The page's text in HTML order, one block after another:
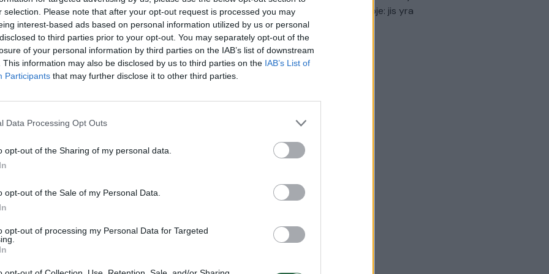
selection. Please note that after your opt-out request is processed you may
interest-based ads based on personal information utilized by us or personal
to third parties prior to your opt-out. You may separately opt-out of the
of your personal information by third parties on the IAB’s list of downstream
This information may also be disclosed by us to third parties on the IAB’s List of
Participants that may further disclose it to other third parties.
Data Processing Opt Outs
opt-out of the Sharing of my personal data.
opt-out of the Sale of my Personal Data.
opt-out of processing my Personal Data for Targeted
Iranas tik Lrytas.TV
Visi įrašai
–
kasdienybė – priekabiavimas, patyčios ir
įsitvirtinti Ukrainos politikoje: jis yra
neteisus